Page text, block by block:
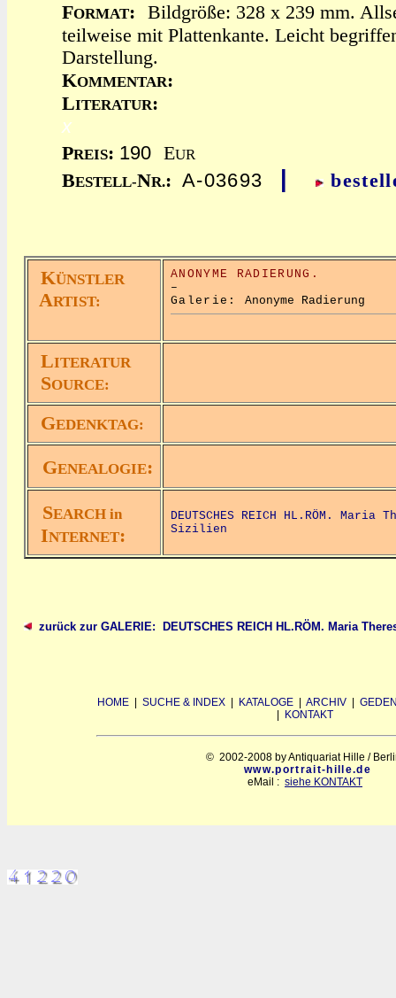
FORMAT:
Bildgröße: 328 x 239 mm.
teilweise mit Plattenkante. Leicht
Darstellung.
KOMMENTAR:
LITERATUR:
x
PREIS: 190 EUR
BESTELL-NR.: A-03693 |
KÜNSTLER
ARTIST:
ANONYME RADIERUNG.
–
Galerie: Anonyme Radierung
LITERATUR
SOURCE:
GEDENKTAG:
GENEALOGIE:
SEARCH in
INTERNET:
DEUTSCHES REICH HL.RÖM.
Sizilien
zurück zur GALERIE: DEUTSCHES REICH HL.RÖM. Maria
HOME SUCHE & INDEX KATALOGE ARCHIV
KONTAKT
© 2002-2008 by Antiquariat Hille /
www.portrait-hille.de
eMail : siehe KONTAKT